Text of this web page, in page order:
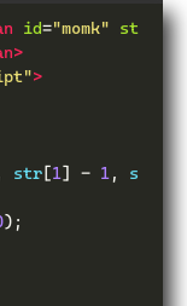
id="momk"
st
>
str [1] - 1 ,
s
);